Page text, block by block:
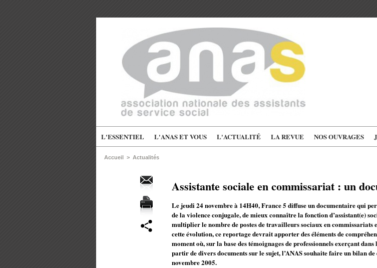
L'ESSENTIEL L'ANAS ET VOUS L'ACTUALITÉ LA REVUE NOS OUVRAGES
Accueil > Actualités
Assistante sociale en commissariat : un
Le jeudi 24 novembre à 14H40, France 5 diffuse un documentaire qui
de la violence conjugale, de mieux connaître la fonction d’assistant(e)
multiplier le nombre de postes de travailleurs sociaux en commissariats
cette évolution, ce reportage devrait apporter des éléments de
moment où, sur la base des témoignages de professionnels exerçant
partir de divers documents sur le sujet, l’ANAS souhaite faire un bilan
novembre 2005.